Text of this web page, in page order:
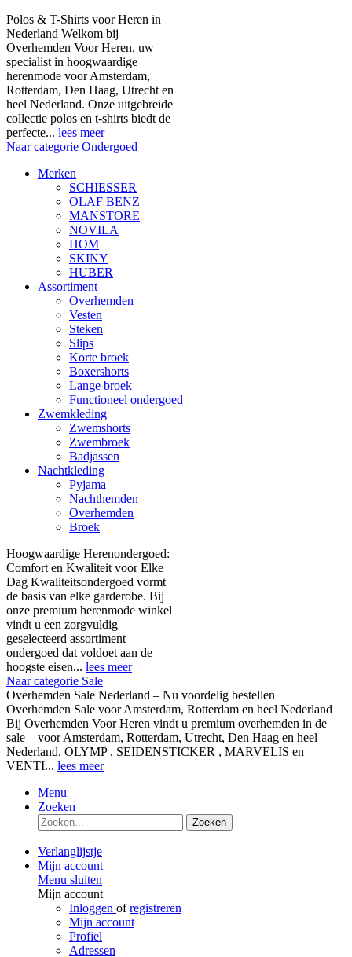
Polos & T-Shirts voor Heren in
Nederland Welkom bij
Overhemden Voor Heren, uw
specialist in hoogwaardige
herenmode voor Amsterdam,
Rotterdam, Den Haag, Utrecht en
heel Nederland. Onze uitgebreide
collectie polos en t-shirts biedt de
perfecte... lees meer
Naar categorie Ondergoed
Merken
SCHIESSER
OLAF BENZ
MANSTORE
NOVILA
HOM
SKINY
HUBER
Assortiment
Overhemden
Vesten
Steken
Slips
Korte broek
Boxershorts
Lange broek
Functioneel ondergoed
Zwemkleding
Zwemshorts
Zwembroek
Badjassen
Nachtkleding
Pyjama
Nachthemden
Overhemden
Broek
Hoogwaardige Herenondergoed:
Comfort en Kwaliteit voor Elke
Dag Kwaliteitsondergoed vormt
de basis van elke garderobe. Bij
onze premium herenmode winkel
vindt u een zorgvuldig
geselecteerd assortiment
ondergoed dat voldoet aan de
hoogste eisen... lees meer
Naar categorie Sale
Overhemden Sale Nederland – Nu voordelig bestellen
Overhemden Sale voor Amsterdam, Rotterdam en heel Nederland
Bij Overhemden Voor Heren vindt u premium overhemden in de
sale – voor Amsterdam, Rotterdam, Utrecht, Den Haag en heel
Nederland. OLYMP , SEIDENSTICKER , MARVELIS en
VENTI... lees meer
Menu
Zoeken
Zoeken
Verlanglijstje
Mijn account
Menu sluiten
Mijn account
Inloggen ofregistreren
Mijn account
Profiel
Adressen